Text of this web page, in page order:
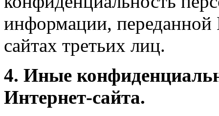
информации, переданной
сайтах третьих лиц.
4. Иные
Интернет-сайта.